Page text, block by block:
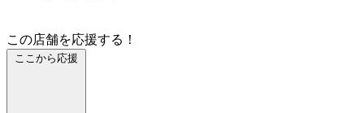
この店舗を応援する！
ここから応援